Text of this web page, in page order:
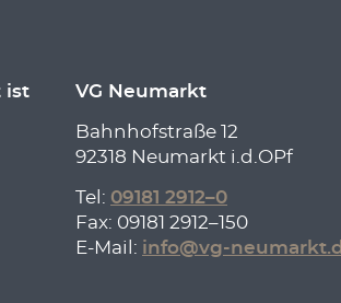
ist
VG Neumarkt
Bahnhofstraße 12
92318 Neumarkt i.d.OPf
Tel: 09181 2912–0
Fax: 09181 2912–150
E-Mail: info@vg-